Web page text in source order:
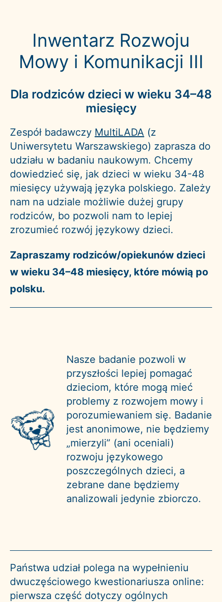
Inwentarz Rozwoju
Mowy i Komunikacji III
Dla rodziców dzieci w wieku 34–48
miesięcy
Zespół badawczy MultiLADA (z
Uniwersytetu Warszawskiego) zaprasza do
udziału w badaniu naukowym. Chcemy
dowiedzieć się, jak dzieci w wieku 34-48
miesięcy używają języka polskiego. Zależy
nam na udziale możliwie dużej grupy
rodziców, bo pozwoli nam to lepiej
zrozumieć rozwój językowy dzieci.
Zapraszamy rodziców/opiekunów dzieci
w wieku 34–48 miesięcy, które mówią po
polsku.
Nasze badanie pozwoli w
przyszłości lepiej pomagać
dzieciom, które mogą mieć
problemy z rozwojem mowy i
porozumiewaniem się. Badanie
jest anonimowe, nie będziemy
„mierzyli” (ani oceniali)
rozwoju językowego
poszczególnych dzieci, a
zebrane dane będziemy
analizowali jedynie zbiorczo.
Państwa udział polega na wypełnieniu
dwuczęściowego kwestionariusza online:
pierwsza część dotyczy ogólnych